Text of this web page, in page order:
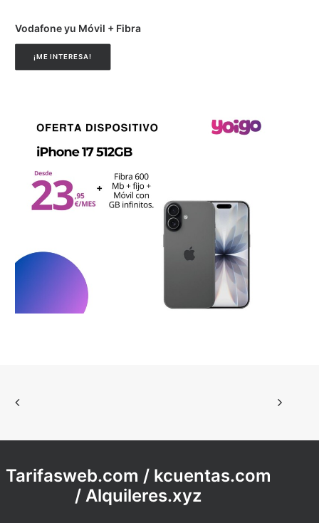
Vodafone yu Móvil + Fibra
¡ME INTERESA!
Tarifasweb.com / kcuentas.com
/ Alquileres.xyz